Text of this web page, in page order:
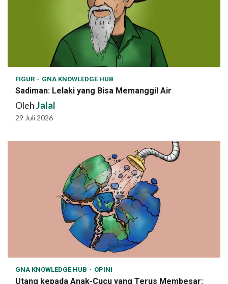
FIGUR GNA KNOWLEDGE HUB
Sadiman: Lelaki yang Bisa Memanggil Air
OlehJalal
29 Juli 2026
GNA KNOWLEDGE HUB OPINI
Utang kepada Anak-Cucu yang Terus Membesar: